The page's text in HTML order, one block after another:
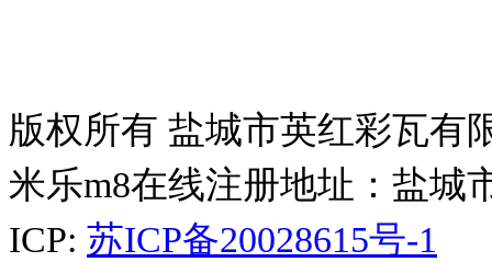
版权所有 盐城市英红彩瓦有
米乐m8在线注册地址：盐城
ICP: 苏ICP备20028615号-1